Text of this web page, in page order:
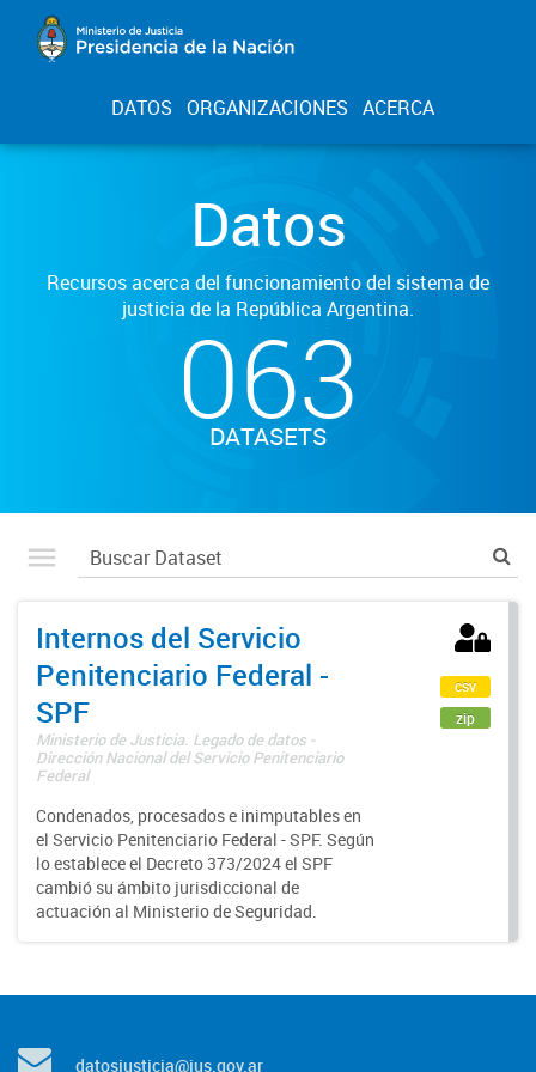
DATOS ORGANIZACIONES ACERCA
Datos
Recursos acerca del funcionamiento del sistema de
justicia de la República Argentina.
063
DATASETS
Internos del Servicio
Penitenciario Federal -
SPF
Ministerio de Justicia. Legado de datos -
Dirección Nacional del Servicio Penitenciario
Federal
Condenados, procesados e inimputables en
el Servicio Penitenciario Federal - SPF. Según
lo establece el Decreto 373/2024 el SPF
cambió su ámbito jurisdiccional de
actuación al Ministerio de Seguridad.
csv
zip
datosjusticia@jus.gov.ar